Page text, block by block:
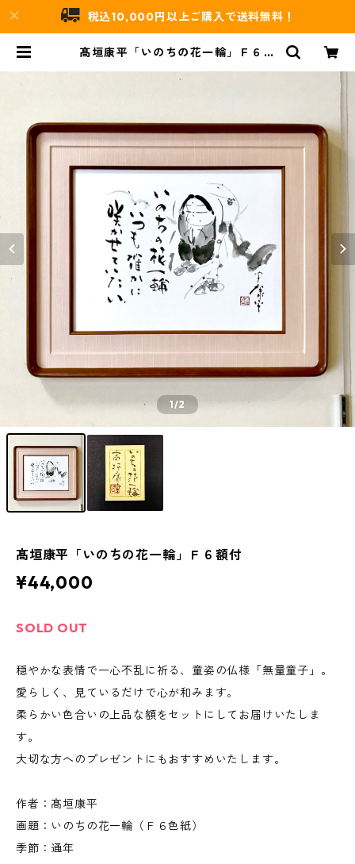
税込10,000円以上ご購入で送料無料！
髙垣康平「いのちの花一輪」Ｆ６額
1/2
髙垣康平「いのちの花一輪」Ｆ６額付
¥44,000
SOLD OUT
穏やかな表情で一心不乱に祈る、童姿の仏様「無量童子」。
愛らしく、見ているだけで心が和みます。
柔らかい色合いの上品な額をセットにしてお届けいたしま
す。
大切な方へのプレゼントにもおすすめいたします。
作者：髙垣康平
画題：いのちの花一輪（Ｆ６色紙）
季節：通年